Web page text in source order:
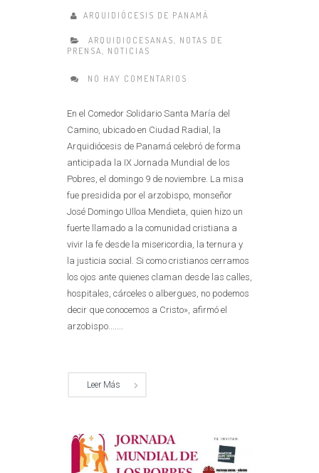
ARQUIDIÓCESIS DE PANAMÁ
ARQUIDIOCESANAS, NOTAS DE
PRENSA, NOTICIAS
NO HAY COMENTARIOS
En el Comedor Solidario Santa María del
Camino, ubicado en Ciudad Radial, la
Arquidiócesis de Panamá celebró de forma
anticipada la IX Jornada Mundial de los
Pobres, el domingo 9 de noviembre. La misa
fue presidida por el arzobispo, monseñor
José Domingo Ulloa Mendieta, quien hizo un
fuerte llamado a la comunidad cristiana a
vivir la fe desde la misericordia, la ternura y
la justicia social. Si como cristianos cerramos
los ojos ante quienes claman desde las calles,
hospitales, cárceles o albergues, no podemos
decir que conocemos a Cristo», afirmó el
arzobispo.......
Leer Más